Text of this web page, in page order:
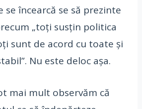
se încearcă se să prezinte
„toți susțin politica
sunt de acord cu toate și
Nu este deloc așa.
mai mult observăm că